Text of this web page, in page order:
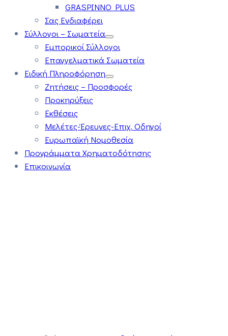
GRASPINNO PLUS
Σας Ενδιαφέρει
Σύλλογοι – Σωματεία
Εμπορικοί Σύλλογοι
Επαγγελματικά Σωματεία
Ειδική Πληροφόρηση
Ζητήσεις – Προσφορές
Προκηρύξεις
Εκθέσεις
Μελέτες-Έρευνες-Επιχ. Οδηγοί
Ευρωπαϊκή Νομοθεσία
Προγράμματα Χρηματοδότησης
Επικοινωνία